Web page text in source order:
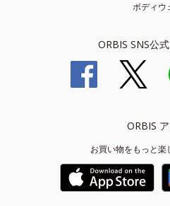
ボディウ
ORBIS SNS公
ORBIS
お買い物をもっと楽